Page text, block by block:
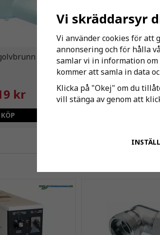
150x75
kr
KÖP
Vi skräddarsyr
Vi använder cookies för att
annonsering och för hålla
samlar vi in information om
kommer att samla in data
Klicka på "Okej" om du
vill stänga av genom att